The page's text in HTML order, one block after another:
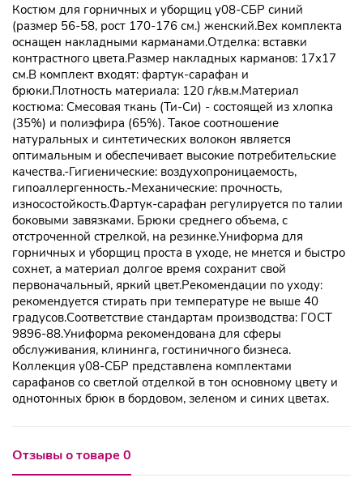
Костюм для горничных и уборщиц у08-СБР синий
(размер 56-58, рост 170-176 см.) женский.Вех комплекта
оснащен накладными карманами.Отделка: вставки
контрастного цвета.Размер накладных карманов: 17x17
см.В комплект входят: фартук-сарафан и
брюки.Плотность материала: 120 г/кв.м.Материал
костюма: Смесовая ткань (Ти-Си) - состоящей из хлопка
(35%) и полиэфира (65%). Такое соотношение
натуральных и синтетических волокон является
оптимальным и обеспечивает высокие потребительские
качества.-Гигиенические: воздухопроницаемость,
гипоаллергенность.-Механические: прочность,
износостойкость.Фартук-сарафан регулируется по талии
боковыми завязками. Брюки среднего объема, с
отстроченной стрелкой, на резинке.Униформа для
горничных и уборщиц проста в уходе, не мнется и быстро
сохнет, а материал долгое время сохранит свой
первоначальный, яркий цвет.Рекомендации по уходу:
рекомендуется стирать при температуре не выше 40
градусов.Соответствие стандартам производства: ГОСТ
9896-88.Униформа рекомендована для сферы
обслуживания, клининга, гостиничного бизнеса.
Коллекция у08-СБР представлена комплектами
сарафанов со светлой отделкой в тон основному цвету и
однотонных брюк в бордовом, зеленом и синих цветах.
Отзывы о товаре 0